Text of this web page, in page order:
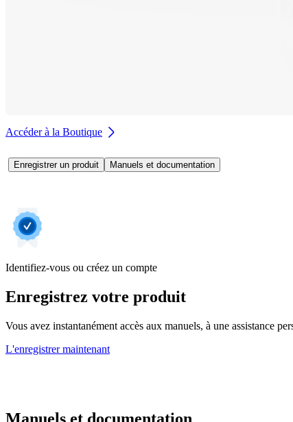
Accéder à la Boutique
Enregistrer un produit Manuels et documentation
Identifiez-vous ou créez un compte
Enregistrez votre produit
Vous avez instantanément accès aux manuels, à une assistance
L'enregistrer maintenant